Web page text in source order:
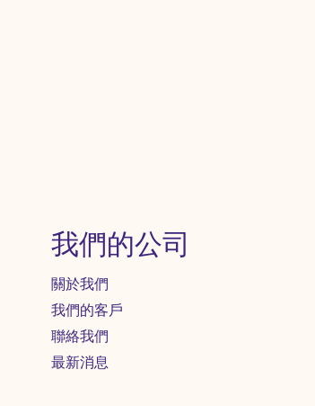
我們的公司
關於我們
我們的客戶
聯絡我們
最新消息